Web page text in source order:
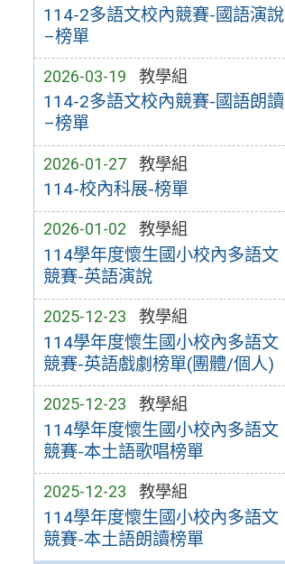
114-2多語文校內競賽-國語演說
–榜單
2026-03-19 教學組
114-2多語文校內競賽-國語朗讀
–榜單
2026-01-27 教學組
114-校內科展-榜單
2026-01-02 教學組
114學年度懷生國小校內多語文
競賽-英語演說
2025-12-23 教學組
114學年度懷生國小校內多語文
競賽-英語戲劇榜單(團體/個人)
2025-12-23 教學組
114學年度懷生國小校內多語文
競賽-本土語歌唱榜單
2025-12-23 教學組
114學年度懷生國小校內多語文
競賽-本土語朗讀榜單